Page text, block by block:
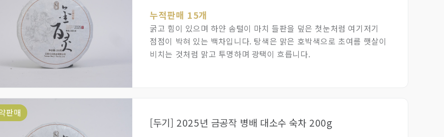
누적판매 15개
굵고 힘이 있으며 하얀 솜털이 마치 들판을 덮은 첫눈처럼 여기저기
점점이 박혀 있는 백차입니다. 탕색은 맑은 호박색으로 초여름 햇살이
비치는 것처럼 맑고 투명하며 광택이 흐릅니다.
판매
[두기] 2025년 금공작 병배 대소수 숙차 200g